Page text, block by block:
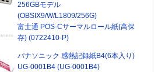
256GBモデル
(OBSIX9/W/L1809/256G)
富士通 POS-Cサーマルロール紙(高保
存) (0722410-P)
パナソニック 感熱記録紙B4(6本入り)
UG-0001B4 (UG-0001B4)